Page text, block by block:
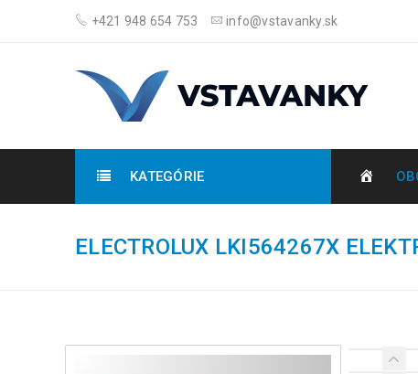
+421 948 654 753 info@vstavanky.sk
KATEGÓRIE
ELECTROLUX LKI564267X